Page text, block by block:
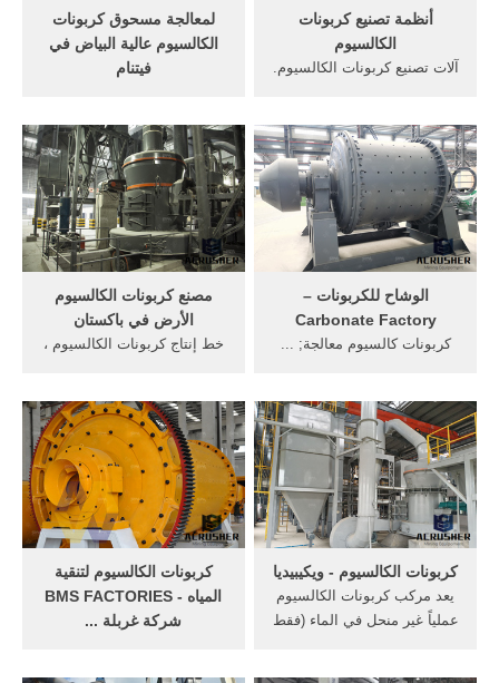
لمعالجة مسحوق كربونات
الكالسيوم عالية البياض في
فيتنام
فيتنام مصدر: clirik By
Administrator نشر: 2019-12-
16 . هناك العديد من مصنعي
كربونات الكالسيوم فائقة الدقة
في فيتنام.
أنظمة تصنيع كربونات
الكالسيوم
آلات تصنيع كربونات الكالسيوم.
مصنع كربونات. والدعم » آلات
التعدين كربونات الكالسيوم
الرخام، الجبس مسحوق محطم
.get price
مصنع كربونات الكالسيوم
الأرض في باكستان
خط إنتاج كربونات الكالسيوم ،
(عمودي ماكينة طحن فحم ،
عمودي خام مطحنة) يستخدم
على نطاق واسع في مواد بناء ،
الكيميائية ، المعادن ، الألغام ،
الحديد .
الوشاح للكربونات –
Carbonate Factory
كربونات كالسيوم معالجة; ...
كربونات الكالسيوم بنعومة
97% . 10 High Purity.
alwishah Factory offers a
wide range
كربونات الكالسيوم لتنقية
المياه - BMS FACTORIES
شركة غربلة ...
كربونات الكالسيوم - ويكيبيديا
يعد مركب كربونات الكالسيوم
عملياً غير منحل في الماء (فقط